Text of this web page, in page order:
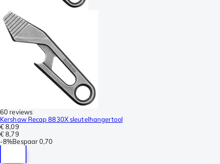
60 reviews
Kershaw Recap 8830X sleutelhangertool
€ 8,09
€ 8,79
-8%Bespaar0,70